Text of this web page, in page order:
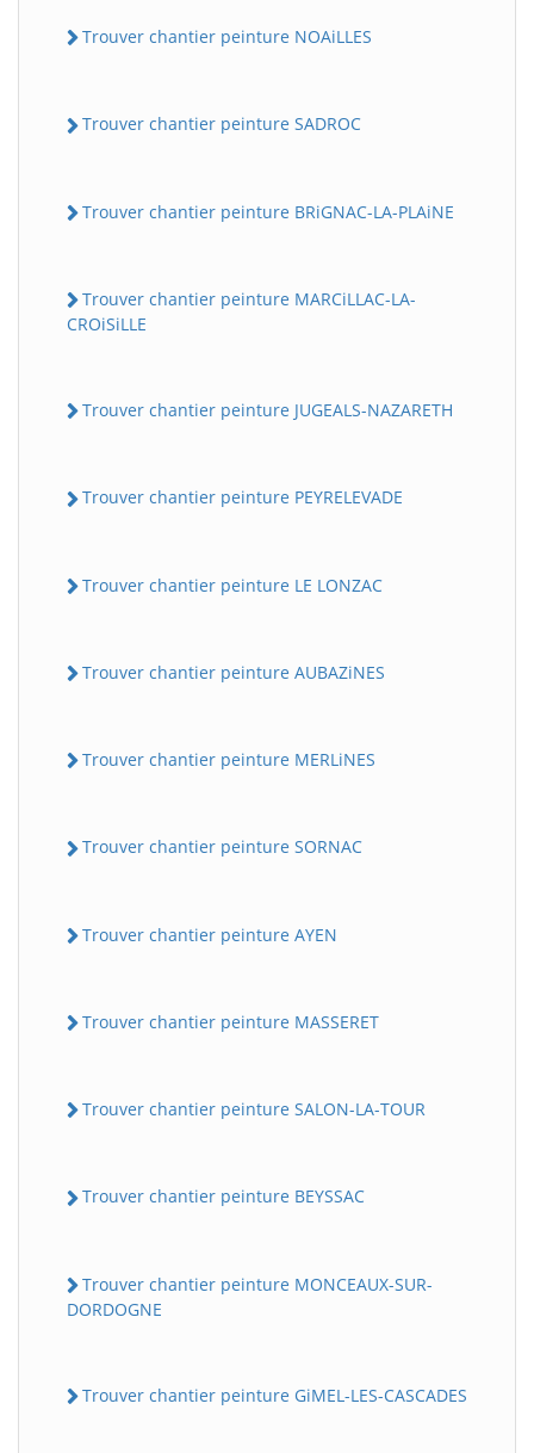
Trouver chantier peinture NOAiLLES
Trouver chantier peinture SADROC
Trouver chantier peinture BRiGNAC-LA-PLAiNE
Trouver chantier peinture MARCiLLAC-LA-
CROiSiLLE
Trouver chantier peinture JUGEALS-NAZARETH
Trouver chantier peinture PEYRELEVADE
Trouver chantier peinture LE LONZAC
Trouver chantier peinture AUBAZiNES
Trouver chantier peinture MERLiNES
Trouver chantier peinture SORNAC
Trouver chantier peinture AYEN
Trouver chantier peinture MASSERET
Trouver chantier peinture SALON-LA-TOUR
Trouver chantier peinture BEYSSAC
Trouver chantier peinture MONCEAUX-SUR-
DORDOGNE
Trouver chantier peinture GiMEL-LES-CASCADES